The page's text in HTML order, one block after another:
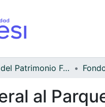
Archivo del Patrimonio Fotográfico y Fílmico del Valle del Cauca
al